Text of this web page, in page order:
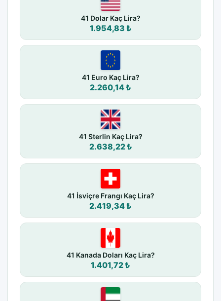
41 Dolar Kaç Lira?
1.954,83 ₺
41 Euro Kaç Lira?
2.260,14 ₺
41 Sterlin Kaç Lira?
2.638,22 ₺
41 İsviçre Frangı Kaç Lira?
2.419,34 ₺
41 Kanada Doları Kaç Lira?
1.401,72 ₺